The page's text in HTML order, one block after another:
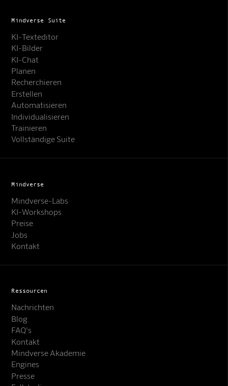
Online · KI-Assistent
Mindverse Suite
KI-Texteditor
KI-Bilder
KI-Chat
Planen
Recherchieren
Erstellen
Automatisieren
Individualisieren
Trainieren
Vollständige Suite
Mindverse
Mindverse-Labs
KI-Workshops
Preise
Jobs
Kontakt
Ressourcen
Nachrichten
Blog
FAQ's
Kontakt
Mindverse Akademie
Engines
Presse